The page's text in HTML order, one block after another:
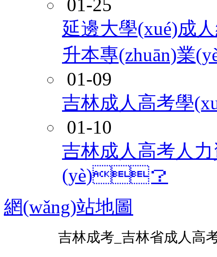
01-25
延邊大學(xué)成
升本專(zhuān)業
01-09
吉林成人高考學
01-10
吉林成人高考人
(yè)？
網(wǎng)站地圖
吉林成考 吉林省成人高